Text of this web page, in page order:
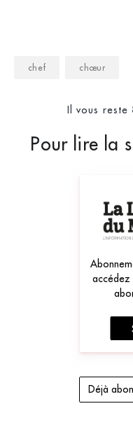
chef chœur
Il vous reste
Pour lire la
accédez
Déjà